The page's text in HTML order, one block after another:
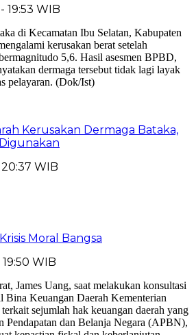
19:53 WIB
Kerusakan Dermaga Bataka,
WIB
Moral Bangsa
WIB